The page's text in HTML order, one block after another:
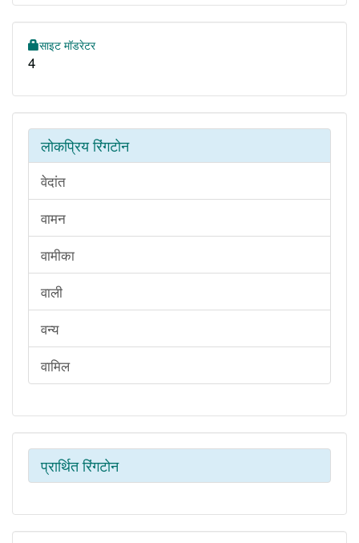
साइट मॉडरेटर
4
लोकप्रिय रिंगटोन
वेदांत
वामन
वामीका
वाली
वन्य
वामिल
प्रार्थित रिंगटोन